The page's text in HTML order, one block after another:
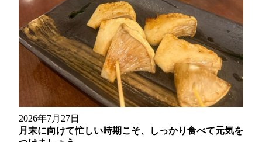
2026年7月27日
月末に向けて忙しい時期こそ、しっかり食べて元気を